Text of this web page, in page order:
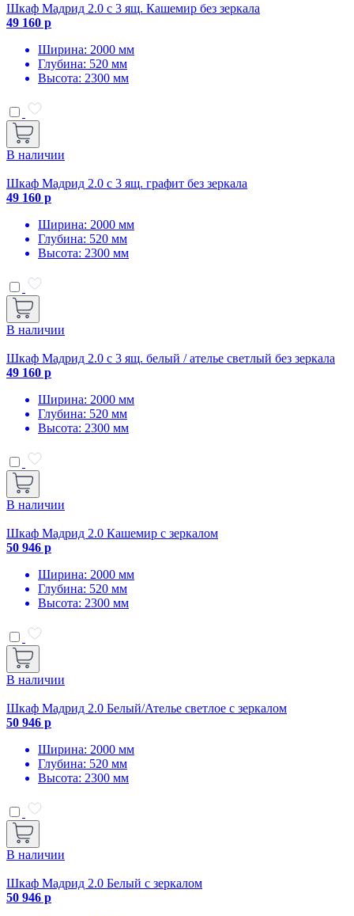
Шкаф Мадрид 2.0 с 3 ящ. Кашемир без зеркала
49 160 р
Ширина: 2000 мм
Глубина: 520 мм
Высота: 2300 мм
В наличии
Шкаф Мадрид 2.0 с 3 ящ. графит без зеркала
49 160 р
Ширина: 2000 мм
Глубина: 520 мм
Высота: 2300 мм
В наличии
Шкаф Мадрид 2.0 с 3 ящ. белый / ателье светлый без зеркала
49 160 р
Ширина: 2000 мм
Глубина: 520 мм
Высота: 2300 мм
В наличии
Шкаф Мадрид 2.0 Кашемир с зеркалом
50 946 р
Ширина: 2000 мм
Глубина: 520 мм
Высота: 2300 мм
В наличии
Шкаф Мадрид 2.0 Белый/Ателье светлое с зеркалом
50 946 р
Ширина: 2000 мм
Глубина: 520 мм
Высота: 2300 мм
В наличии
Шкаф Мадрид 2.0 Белый с зеркалом
50 946 р